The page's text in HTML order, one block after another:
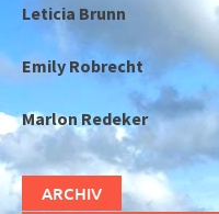
Leticia Brunn
Emily Robrecht
Marlon Redeker
ARCHIV